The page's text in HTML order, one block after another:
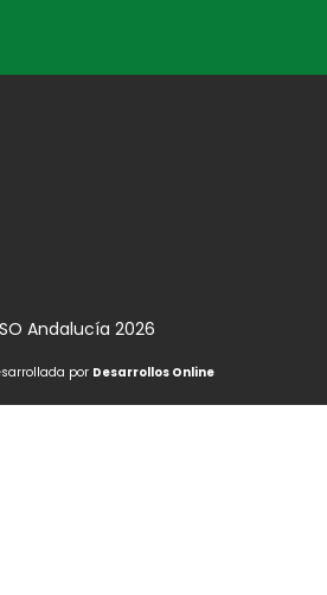
Andalucía 2026
por Desarrollos Online